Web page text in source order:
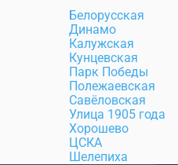
Белорусская
Динамо
Калужская
Кунцевская
Парк Победы
Полежаевская
Савёловская
Улица 1905 года
Хорошево
ЦСКА
Шелепиха